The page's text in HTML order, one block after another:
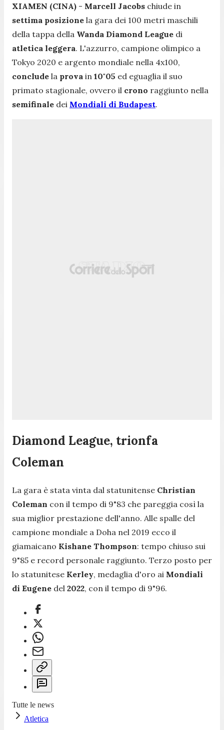
XIAMEN (CINA) - Marcell Jacobs chiude in
settima posizione la gara dei 100 metri maschili
della tappa della Wanda Diamond League di
atletica leggera. L'azzurro, campione olimpico a
Tokyo 2020 e argento mondiale nella 4x100,
conclude la prova in 10"05 ed eguaglia il suo
primato stagionale, ovvero il crono raggiunto nella
semifinale dei Mondiali di Budapest.
Diamond League, trionfa
Coleman
La gara è stata vinta dal statunitense Christian
Coleman con il tempo di 9"83 che pareggia così la
sua miglior prestazione dell'anno. Alle spalle del
campione mondiale a Doha nel 2019 ecco il
giamaicano Kishane Thompson: tempo chiuso sui
9"85 e record personale raggiunto. Terzo posto per
lo statunitese Kerley, medaglia d'oro ai Mondiali
di Eugene del 2022, con il tempo di 9"96.
Tutte le news
Atletica